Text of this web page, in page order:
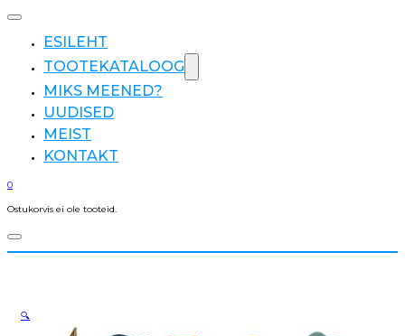
ESILEHT
TOOTEKATALOOG
MIKS MEENED?
UUDISED
MEIST
KONTAKT
0
Ostukorvis ei ole tooteid.
🔍